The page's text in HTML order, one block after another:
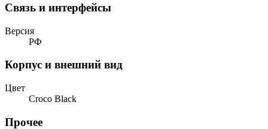
Связь и интерфейсы
Версия
РФ
Корпус и внешний вид
Цвет
Croco Black
Прочее